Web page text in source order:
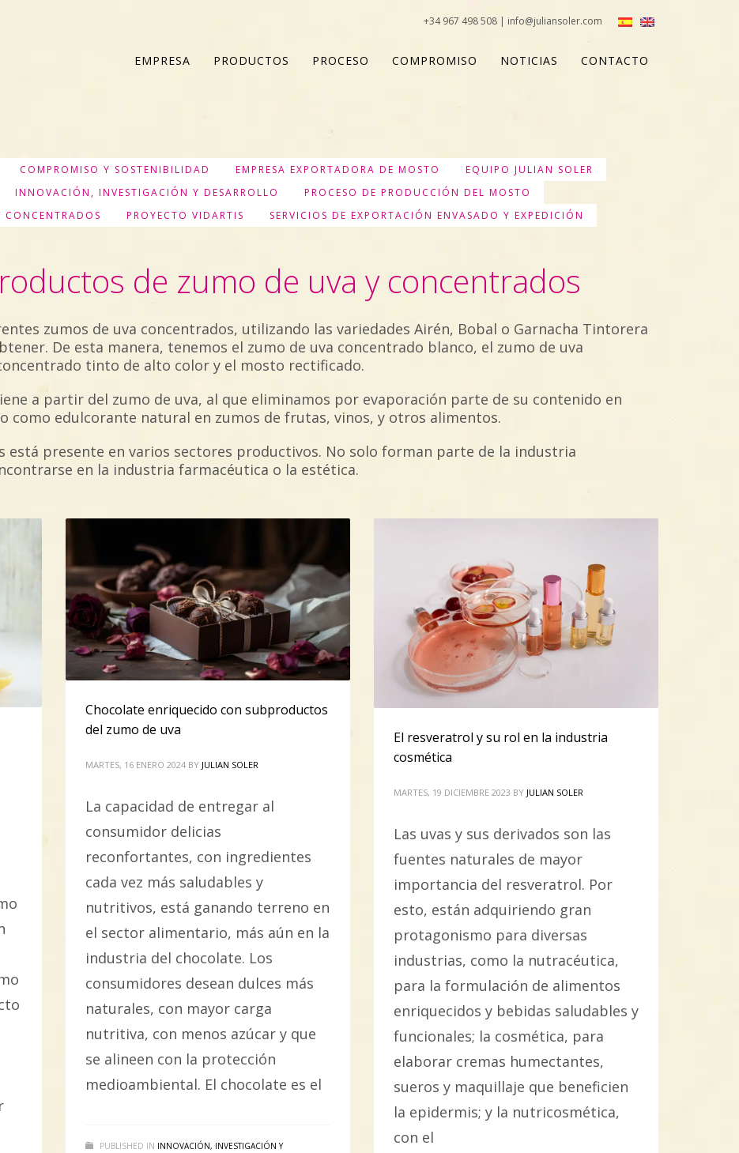
+34 967 498 508 | info@juliansoler.com
EMPRESA PRODUCTOS PROCESO COMPROMISO NOTICIAS CONTACTO
COMPROMISO Y SOSTENIBILIDAD EMPRESA EXPORTADORA DE MOSTO
EQUIPO JULIAN SOLER
INNOVACIÓN, INVESTIGACIÓN Y DESARROLLO
PROCESO DE PRODUCCIÓN DEL MOSTO
PROYECTO VIDARTIS SERVICIOS DE EXPORTACIÓN ENVASADO Y EXPEDICIÓN
de zumo de uva y concentrados
zumos de uva concentrados, utilizando las variedades Airén, Bobal o Garnacha Tintorera
De esta manera, tenemos el zumo de uva concentrado blanco, el zumo de uva
tinto de alto color y el mosto rectificado.
a partir del zumo de uva, al que eliminamos por evaporación parte de su contenido en
como edulcorante natural en zumos de frutas, vinos, y otros alimentos.
está presente en varios sectores productivos. No solo forman parte de la industria
en la industria farmacéutica o la estética.
Chocolate enriquecido con subproductos
del zumo de uva
MARTES, 16 ENERO 2024 BY JULIAN SOLER
La capacidad de entregar al
consumidor delicias
reconfortantes, con ingredientes
cada vez más saludables y
nutritivos, está ganando terreno en
el sector alimentario, más aún en la
industria del chocolate. Los
consumidores desean dulces más
naturales, con mayor carga
nutritiva, con menos azúcar y que
se alineen con la protección
medioambiental. El chocolate es el
PUBLISHED IN INNOVACIÓN, INVESTIGACIÓN Y
El resveratrol y su rol en la industria
cosmética
MARTES, 19 DICIEMBRE 2023 BY JULIAN SOLER
Las uvas y sus derivados son las
fuentes naturales de mayor
importancia del resveratrol. Por
esto, están adquiriendo gran
protagonismo para diversas
industrias, como la nutracéutica,
para la formulación de alimentos
enriquecidos y bebidas saludables y
funcionales; la cosmética, para
elaborar cremas humectantes,
sueros y maquillaje que beneficien
la epidermis; y la nutricosmética,
con el